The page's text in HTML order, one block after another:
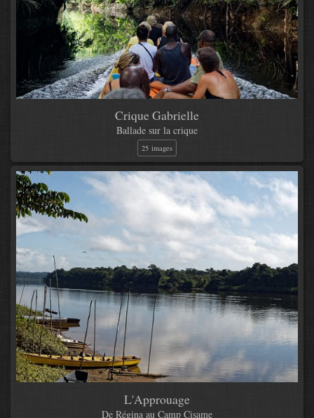
Crique Gabrielle
Ballade sur la crique
25 images
L'Approuage
De Régina au Camp Cisame